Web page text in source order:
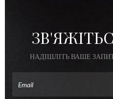
НАДІШЛІТЬ ВАШЕ